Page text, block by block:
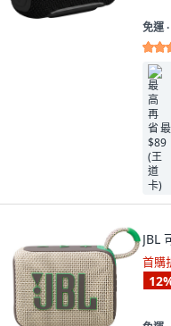
免運
JBL
首購
12